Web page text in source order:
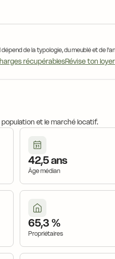
de la typologie, du meublé et de
récupérablesRévise ton loyer
et le marché locatif.
42,5 ans
Âge médian
65,3 %
Propriétaires